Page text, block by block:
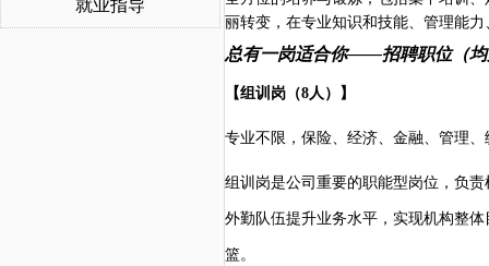
就业指导
丽转变，在专业知识和技能、管理能
总有一岗适合你——招聘职位（均
【组训岗（8人）】
专业不限，保险、经济、金融、管理
组训岗是公司重要的职能型岗位，负
外勤队伍提升业务水平，实现机构整
篮。